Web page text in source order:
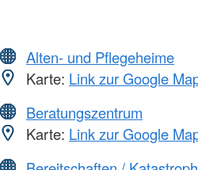
Alten- und Pflegeheime
Karte: Link zur Google
Beratungszentrum
Karte: Link zur Google